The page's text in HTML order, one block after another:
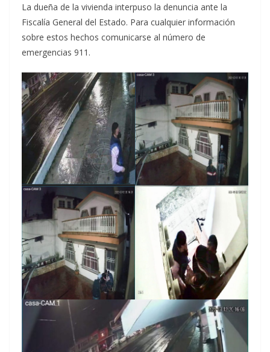
La dueña de la vivienda interpuso la denuncia ante la
Fiscalía General del Estado. Para cualquier información
sobre estos hechos comunicarse al número de
emergencias 911.